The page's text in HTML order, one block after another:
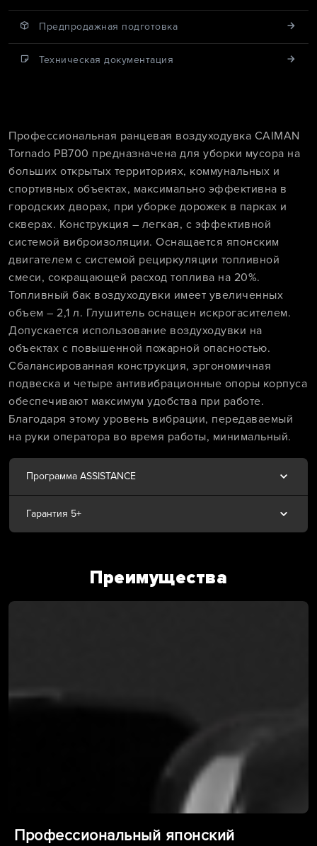
Предпродажная подготовка
Техническая документация
Профессиональная ранцевая воздуходувка CAIMAN
Tornado PB700 предназначена для уборки мусора на
больших открытых территориях, коммунальных и
спортивных объектах, максимально эффективна в
городских дворах, при уборке дорожек в парках и
скверах. Конструкция – легкая, с эффективной
системой виброизоляции. Оснащается японским
двигателем с системой рециркуляции топливной
смеси, сокращающей расход топлива на 20%.
Топливный бак воздуходувки имеет увеличенных
объем – 2,1 л. Глушитель оснащен искрогасителем.
Допускается использование воздуходувки на
объектах с повышенной пожарной опасностью.
Сбалансированная конструкция, эргономичная
подвеска и четыре антивибрационные опоры корпуса
обеспечивают максимум удобства при работе.
Благодаря этому уровень вибрации, передаваемый
на руки оператора во время работы, минимальный.
Программа ASSISTANCE
Гарантия 5+
Преимущества
Профессиональный японский